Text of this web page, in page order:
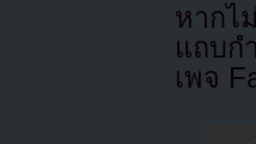
หากไ
แถบก
เพจ